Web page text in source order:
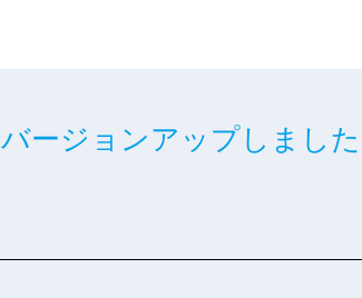
ージョンアップしました